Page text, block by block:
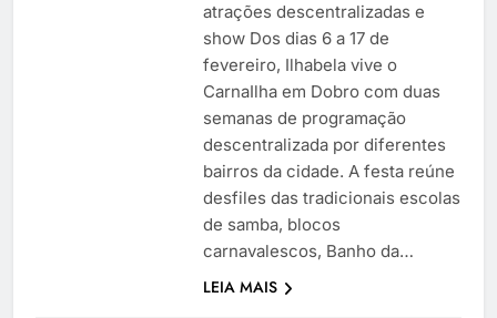
atrações descentralizadas e
show Dos dias 6 a 17 de
fevereiro, Ilhabela vive o
CarnaIlha em Dobro com duas
semanas de programação
descentralizada por diferentes
bairros da cidade. A festa reúne
desfiles das tradicionais escolas
de samba, blocos
carnavalescos, Banho da…
LEIA MAIS